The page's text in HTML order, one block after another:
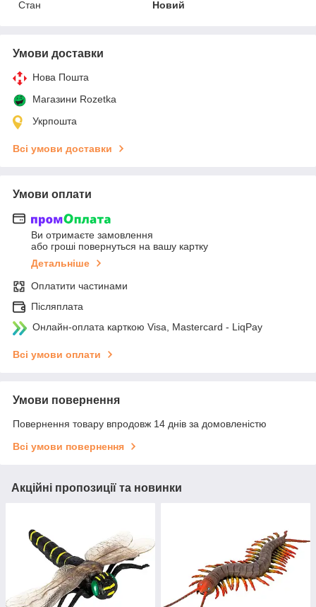
Стан
Новий
Умови доставки
Нова Пошта
Магазини Rozetka
Укрпошта
Всі умови доставки
Умови оплати
Ви отримаєте замовлення
або гроші повернуться на вашу картку
Детальніше
Оплатити частинами
Післяплата
Онлайн-оплата карткою Visa, Mastercard - LiqPay
Всі умови оплати
Умови повернення
Повернення товару впродовж 14 днів за домовленістю
Всі умови повернення
Акційні пропозиції та новинки